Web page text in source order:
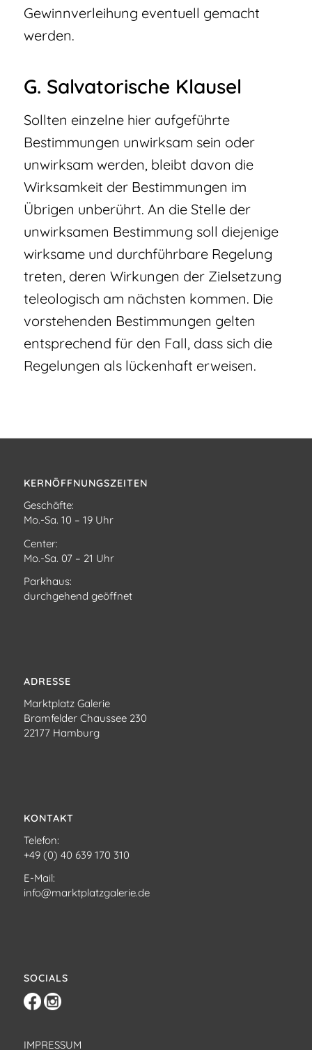
Gewinnverleihung eventuell gemacht
werden.
G. Salvatorische Klausel
Sollten einzelne hier aufgeführte
Bestimmungen unwirksam sein oder
unwirksam werden, bleibt davon die
Wirksamkeit der Bestimmungen im
Übrigen unberührt. An die Stelle der
unwirksamen Bestimmung soll diejenige
wirksame und durchführbare Regelung
treten, deren Wirkungen der Zielsetzung
teleologisch am nächsten kommen. Die
vorstehenden Bestimmungen gelten
entsprechend für den Fall, dass sich die
Regelungen als lückenhaft erweisen.
KERNÖFFNUNGSZEITEN
Geschäfte:
Mo.-Sa. 10 – 19 Uhr
Center:
Mo.-Sa. 07 – 21 Uhr
Parkhaus:
durchgehend geöffnet
ADRESSE
Marktplatz Galerie
Bramfelder Chaussee 230
22177 Hamburg
KONTAKT
Telefon:
+49 (0) 40 639 170 310
E-Mail:
info@marktplatzgalerie.de
SOCIALS
IMPRESSUM